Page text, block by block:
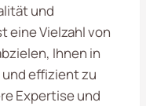
und
eine Vielzahl von
Ihnen in
effizient zu
Expertise und